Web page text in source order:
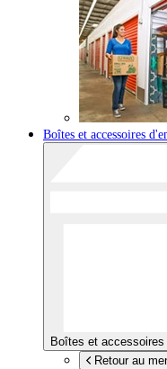
Boîtes et accessoires
Boîtes et accessoires
Retour au